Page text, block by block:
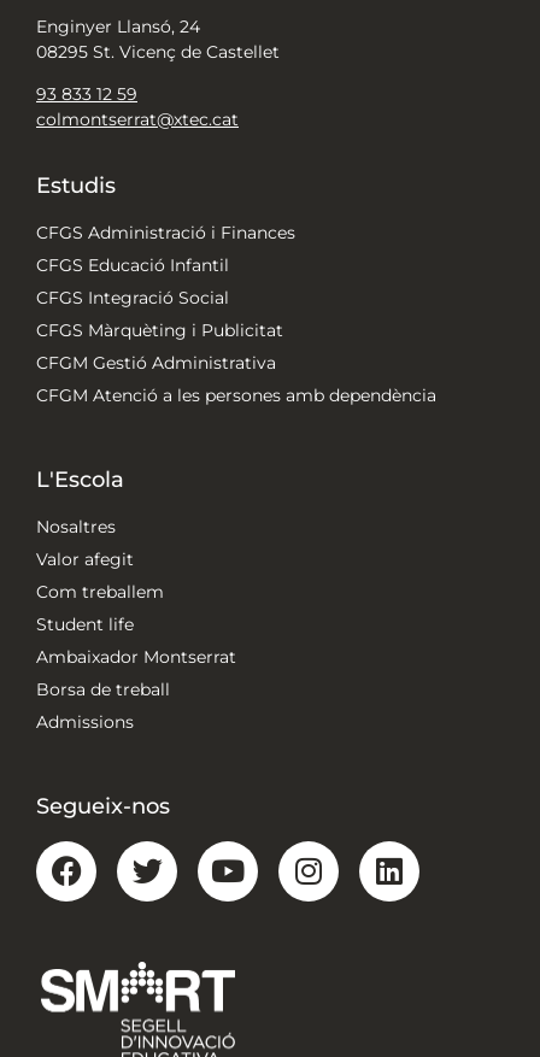
Enginyer Llansó, 24
08295 St. Vicenç de Castellet
93 833 12 59
colmontserrat@xtec.cat
Estudis
CFGS Administració i Finances
CFGS Educació Infantil
CFGS Integració Social
CFGS Màrquèting i Publicitat
CFGM Gestió Administrativa
CFGM Atenció a les persones amb dependència
L'Escola
Nosaltres
Valor afegit
Com treballem
Student life
Ambaixador Montserrat
Borsa de treball
Admissions
Segueix-nos